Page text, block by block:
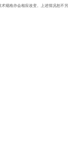
规格亦会相应改变。上述情况恕不另